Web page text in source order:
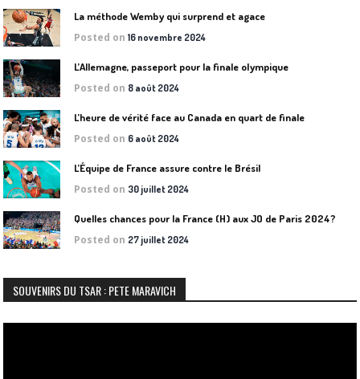
La méthode Wemby qui surprend et agace
Posted on16 novembre 2024
L’Allemagne, passeport pour la finale olympique
Posted on 8 août 2024
L’heure de vérité face au Canada en quart de finale
Posted on 6 août 2024
L’Équipe de France assure contre le Brésil
Posted on 30 juillet 2024
Quelles chances pour la France (H) aux JO de Paris 2024?
Posted on 27 juillet 2024
SOUVENIRS DU TSAR : PETE MARAVICH